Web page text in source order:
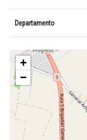
Departamento
+
−